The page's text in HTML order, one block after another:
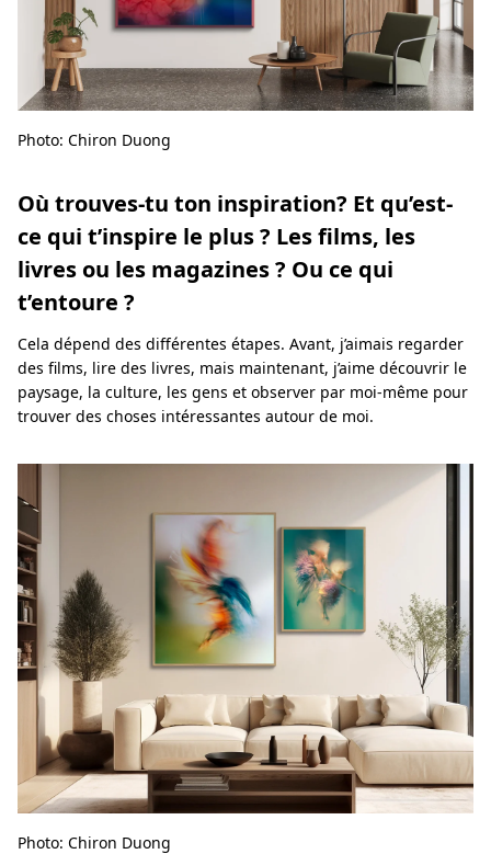
Photo: Chiron Duong
Où trouves-tu ton inspiration? Et qu’est-
ce qui t’inspire le plus ? Les films, les
livres ou les magazines ? Ou ce qui
t’entoure ?
Cela dépend des différentes étapes. Avant, j’aimais regarder
des films, lire des livres, mais maintenant, j’aime découvrir le
paysage, la culture, les gens et observer par moi-même pour
trouver des choses intéressantes autour de moi.
Photo: Chiron Duong